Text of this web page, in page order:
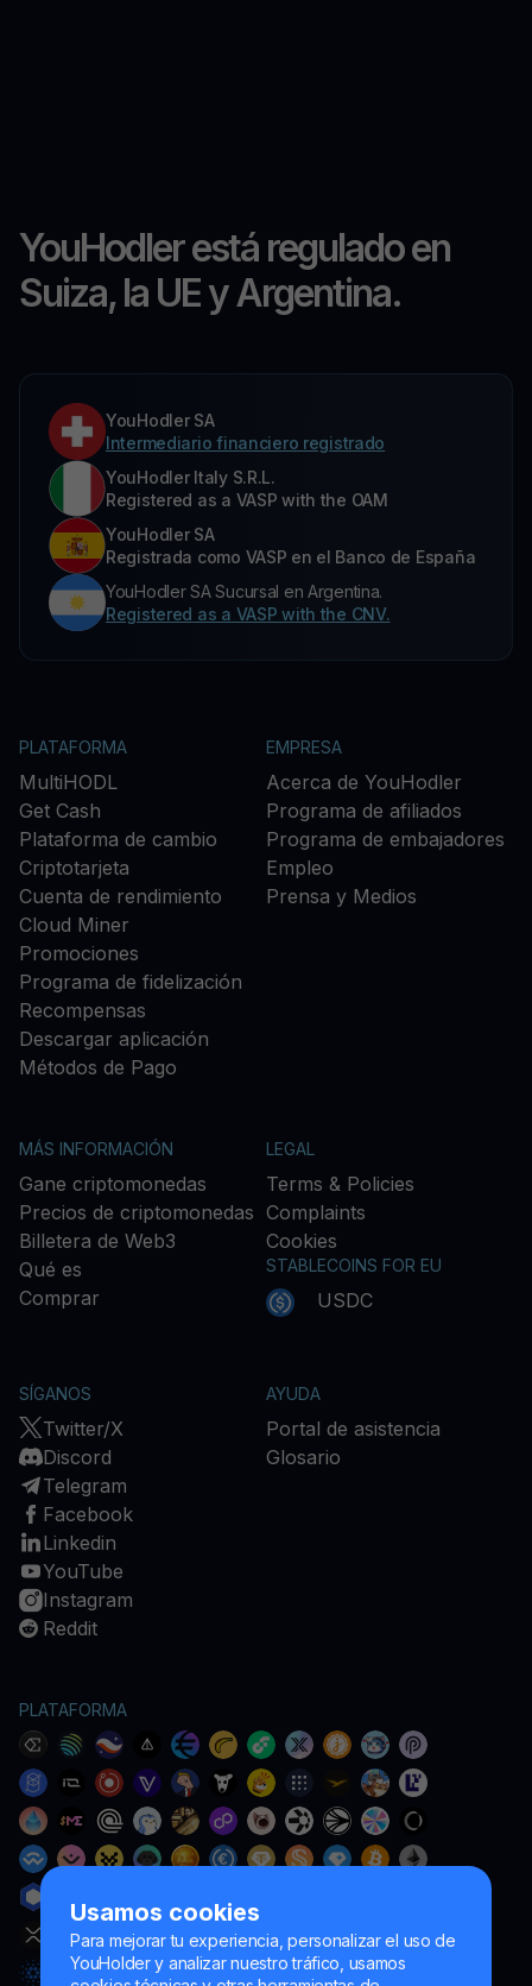
Usamos cookies
Para mejorar tu experiencia, personalizar el uso de
YouHolder y analizar nuestro tráfico, usamos
YouHodler está regulado en
Suiza, la UE y Argentina.
YouHodler SA
Intermediario financiero registrado
YouHodler Italy S.R.L.
Registered as a VASP with the OAM
YouHodler SA
Registrada como VASP en el Banco de España
YouHodler SA Sucursal en Argentina.
Registered as a VASP with the CNV.
PLATAFORMA
MultiHODL
Get Cash
Plataforma de cambio
Criptotarjeta
Cuenta de rendimiento
Cloud Miner
Promociones
Programa de fidelización
Recompensas
Descargar aplicación
Métodos de Pago
EMPRESA
Acerca de YouHodler
Programa de afiliados
Programa de embajadores
Empleo
Prensa y Medios
MÁS INFORMACIÓN
Gane criptomonedas
Precios de criptomonedas
Billetera de Web3
Qué es
Comprar
LEGAL
Terms & Policies
Complaints
Cookies
STABLECOINS FOR EU
USDC
SÍGANOS
Twitter/X
Discord
Telegram
Facebook
Linkedin
YouTube
Instagram
Reddit
AYUDA
Portal de asistencia
Glosario
PLATAFORMA